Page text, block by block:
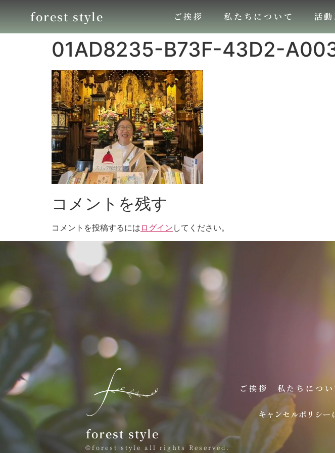
forest style ご挨拶 私たちについて 活
01AD8235-B73F-43D2-
コメントを残す
コメントを投稿するには ログイン してください。
forest style
ご挨拶 私たちについ
キャンセルポリシー
©forest style all rights Reserved.